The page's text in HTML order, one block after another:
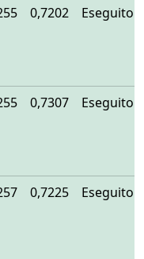
0,7202 Eseguito
0,7307 Eseguito
0,7225 Eseguito